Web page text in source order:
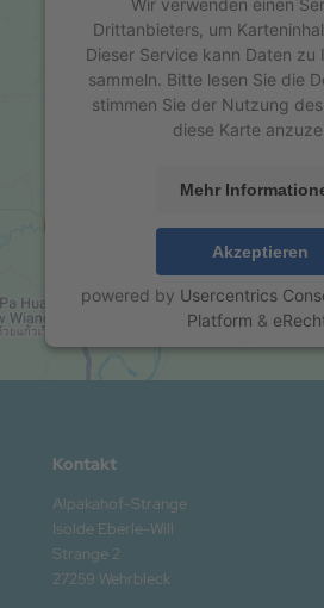
Wir verwenden einen
Drittanbieters, um
Dieser Service kann Daten zu
sammeln. Bitte lesen Sie die
stimmen Sie der Nutzung
diese Karte
Mehr
Akzeptieren
powered by Usercentrics
Platform &
Kontakt
Alpakahof-Strange
Isolde Eberle-Will
Strange 2
27259 Wehrbleck